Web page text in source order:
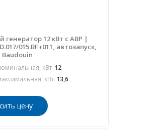
генератор 12 кВт с АВР |
015.BF+011, автозапуск,
кВт 12
кВт 13,6
цену